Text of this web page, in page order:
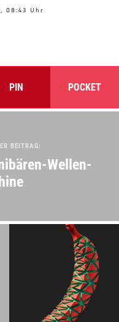
08:43 Uhr
PIN POCKET
BEITRAG:
Wellen-